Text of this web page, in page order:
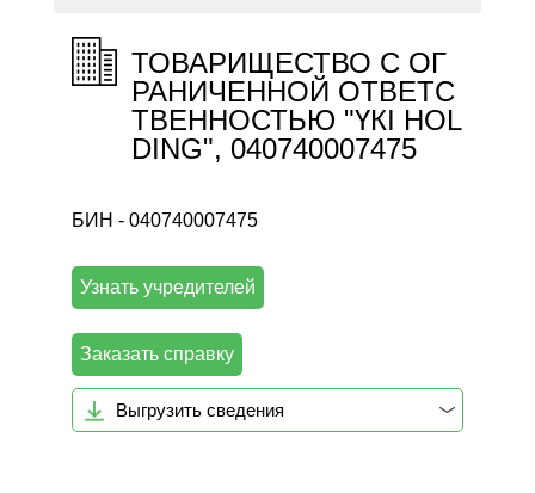
ТОВАРИЩЕСТВО С ОГ
РАНИЧЕННОЙ ОТВЕТС
ТВЕННОСТЬЮ "ҮКІ HOL
DING", 040740007475
БИН - 040740007475
Узнать учредителей
Заказать справку
Выгрузить сведения